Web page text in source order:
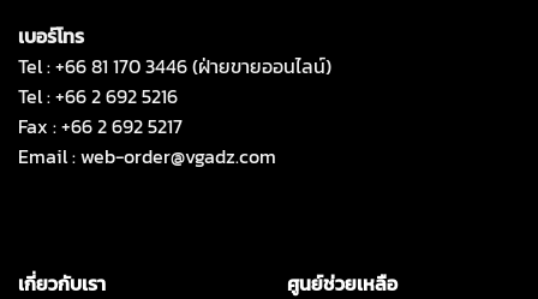
เบอร์โทร
Tel : +66 81 170 3446 (ฝ่ายขายออนไลน์)
Tel : +66 2 692 5216
Fax : +66 2 692 5217
Email :web-order@vgadz.com
เกี่ยวกับเรา
ศูนย์ช่วยเหลือ